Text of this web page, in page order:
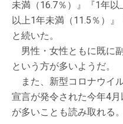
未満（16.7％）』『1年
以上1年未満（11.5％）』
と続いた。
男性・女性ともに既に
という方が多いようだ。
また、新型コロナウイ
宣言が発令された今年4
が多いことも読み取れる。